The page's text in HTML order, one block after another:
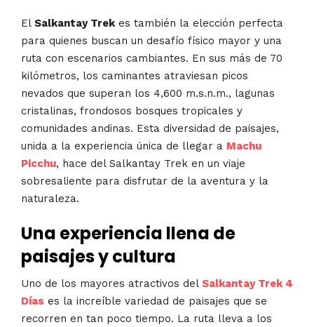
El Salkantay Trekes también la elección perfecta
para quienes buscan un desafío físico mayor y una
ruta con escenarios cambiantes. En sus más de 70
kilómetros, los caminantes atraviesan picos
nevados que superan los 4,600 m.s.n.m., lagunas
cristalinas, frondosos bosques tropicales y
comunidades andinas. Esta diversidad de paisajes,
unida a la experiencia única de llegar a Machu
Picchu, hace del Salkantay Trek en un viaje
sobresaliente para disfrutar de la aventura y la
naturaleza.
Una experiencia llena de
paisajes y cultura
Uno de los mayores atractivos del Salkantay Trek 4
Días es la increíble variedad de paisajes que se
recorren en tan poco tiempo. La ruta lleva a los